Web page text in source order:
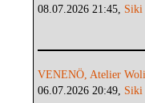
08.07.2026 21:45, Siki
VENENÖ, Atelier
06.07.2026 20:49, Siki